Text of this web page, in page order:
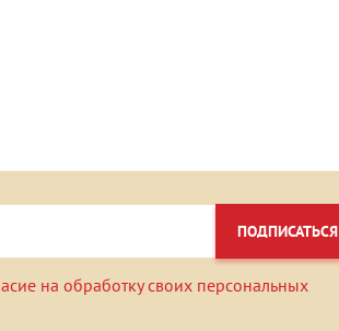
ПОДПИСАТЬСЯ
на обработку своих персональных